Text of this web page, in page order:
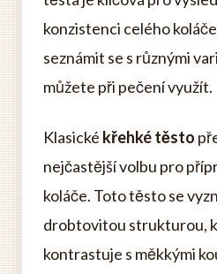
konzistenci celého
seznámit se s různými
můžete při pečení využít.
Klasické křehké těsto
nejčastější volbu pro
koláče. Toto těsto se
drobtovitou strukturou,
kontrastuje s měkkými